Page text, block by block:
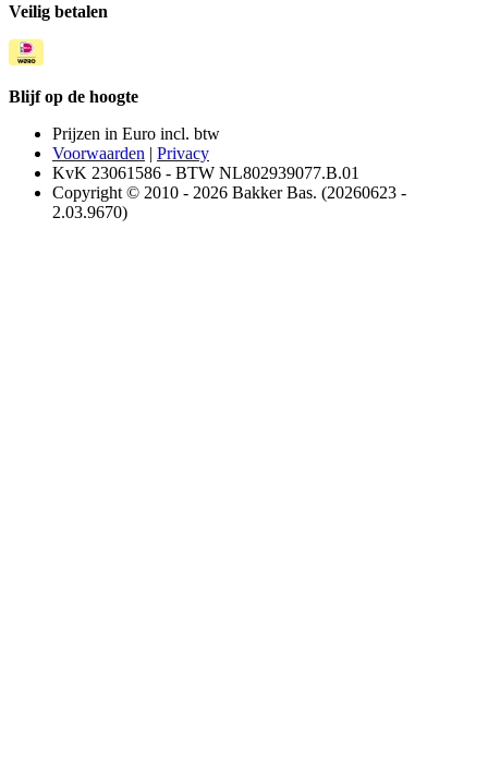
Veilig betalen
Blijf op de hoogte
Prijzen in Euro incl. btw
Voorwaarden | Privacy
KvK 23061586 - BTW NL802939077.B.01
Copyright © 2010 - 2026 Bakker Bas. (20260623 -
2.03.9670)